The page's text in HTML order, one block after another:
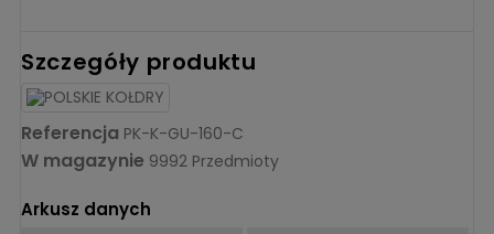
Szczegóły produktu
Referencja PK-K-GU-160-C
W magazynie 9992 Przedmioty
Arkusz danych